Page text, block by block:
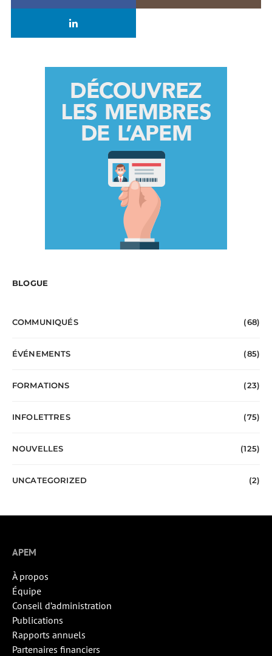
BLOGUE
COMMUNIQUÉS (68)
ÉVÉNEMENTS (85)
FORMATIONS (23)
INFOLETTRES (75)
NOUVELLES (125)
UNCATEGORIZED (2)
APEM
À propos
Équipe
Conseil d’administration
Publications
Rapports annuels
Partenaires financiers